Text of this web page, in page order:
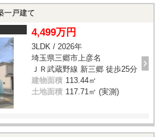
一戸建て
4,499万円
3LDK / 2026年
埼玉県三郷市上彦名
ＪＲ武蔵野線 新三郷 徒歩25分
建物面積 113.44㎡
土地面積 117.71㎡ (実測)